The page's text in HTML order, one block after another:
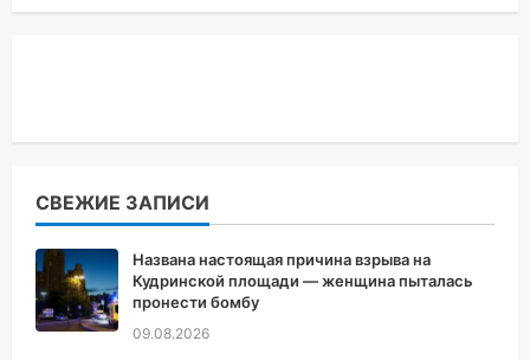
СВЕЖИЕ ЗАПИСИ
Названа настоящая причина взрыва на
Кудринской площади — женщина пыталась
пронести бомбу
09.08.2026